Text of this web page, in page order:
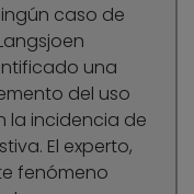
caso de
una
del uso
la incidencia de
El experto,
fenómeno